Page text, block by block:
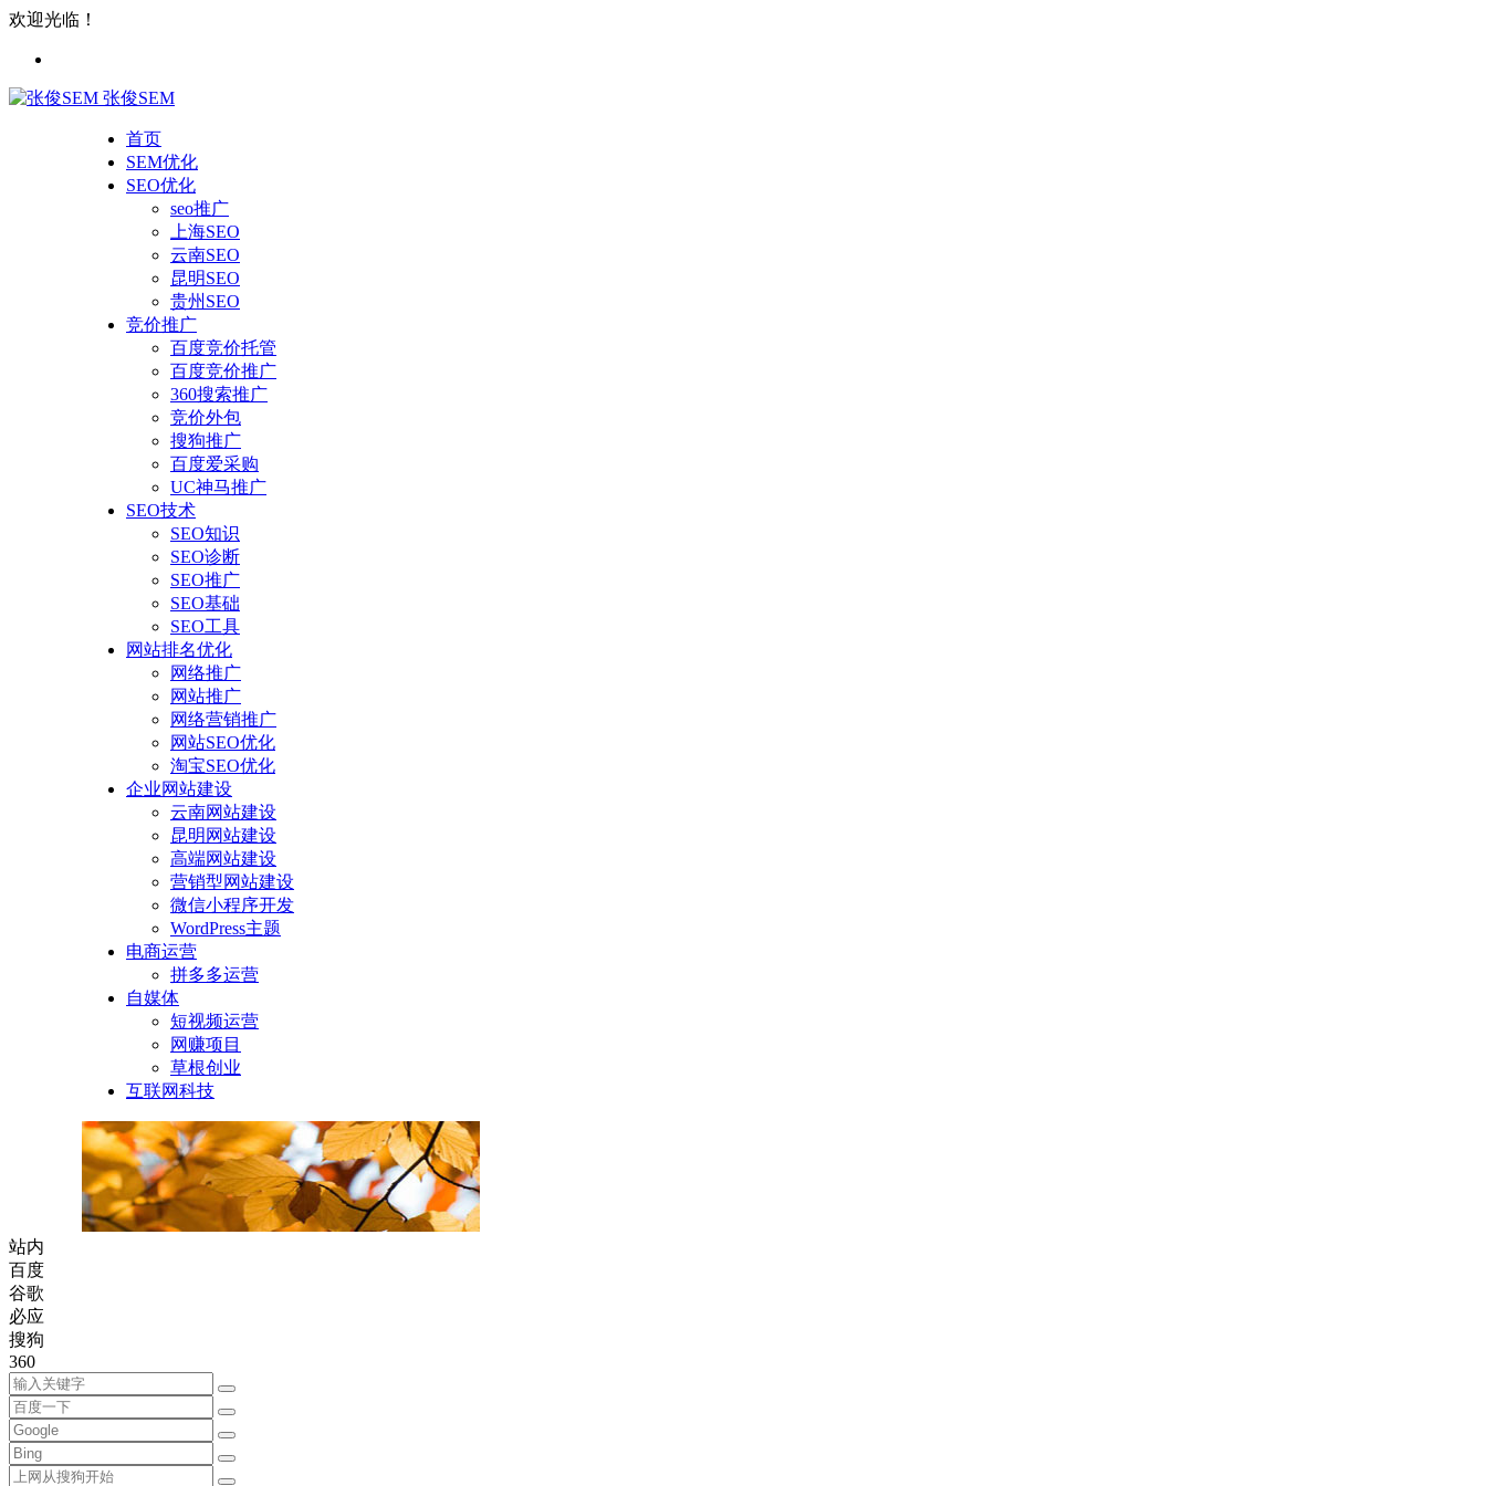
欢迎光临！
张俊SEM
首页
SEM优化
SEO优化
seo推广
上海SEO
云南SEO
昆明SEO
贵州SEO
竞价推广
百度竞价托管
百度竞价推广
360搜索推广
竞价外包
搜狗推广
百度爱采购
UC神马推广
SEO技术
SEO知识
SEO诊断
SEO推广
SEO基础
SEO工具
网站排名优化
网络推广
网站推广
网络营销推广
网站SEO优化
淘宝SEO优化
企业网站建设
云南网站建设
昆明网站建设
高端网站建设
营销型网站建设
微信小程序开发
WordPress主题
电商运营
拼多多运营
自媒体
短视频运营
网赚项目
草根创业
互联网科技
站内
百度
谷歌
必应
搜狗
360